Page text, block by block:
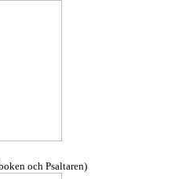
och Psaltaren)